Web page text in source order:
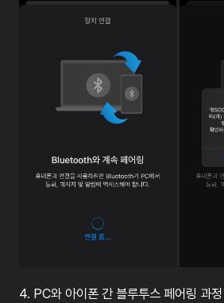
4. PC와 아이폰 간 블루투스 페어링 과정